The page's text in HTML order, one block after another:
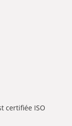
certifiée ISO